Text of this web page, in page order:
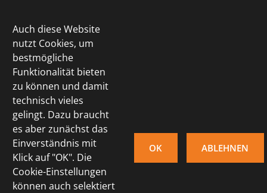
Inhalt
springen
ÜBER
DIRK
VERPOORTEN
Auch diese Website
nutzt Cookies, um
bestmögliche
Funktionalität bieten
zu können und damit
technisch vieles
gelingt. Dazu braucht
es aber zunächst das
Einverständnis mit
Klick auf "OK". Die
Cookie-Einstellungen
können auch selektiert
OK ABLEHNEN